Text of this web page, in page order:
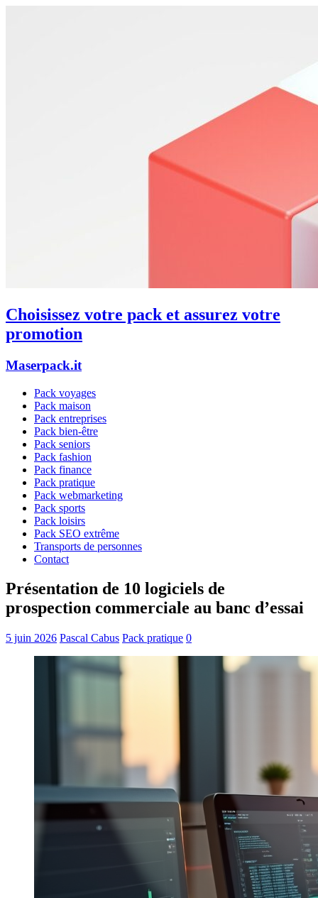
Choisissez votre pack et assurez votre
promotion
Maserpack.it
Pack voyages
Pack maison
Pack entreprises
Pack bien-être
Pack seniors
Pack fashion
Pack finance
Pack pratique
Pack webmarketing
Pack sports
Pack loisirs
Pack SEO extrême
Transports de personnes
Contact
Présentation de 10 logiciels de
prospection commerciale au banc d’essai
5 juin 2026 Pascal Cabus Pack pratique 0